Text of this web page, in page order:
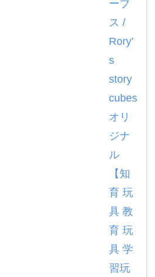
ーブ
ス /
Rory’
s
story
cubes
オリ
ジナ
ル
【知
育 玩
具 教
育 玩
具 学
習玩